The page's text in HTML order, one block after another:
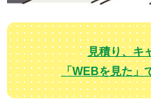
見積り、キ
「WEBを見た」